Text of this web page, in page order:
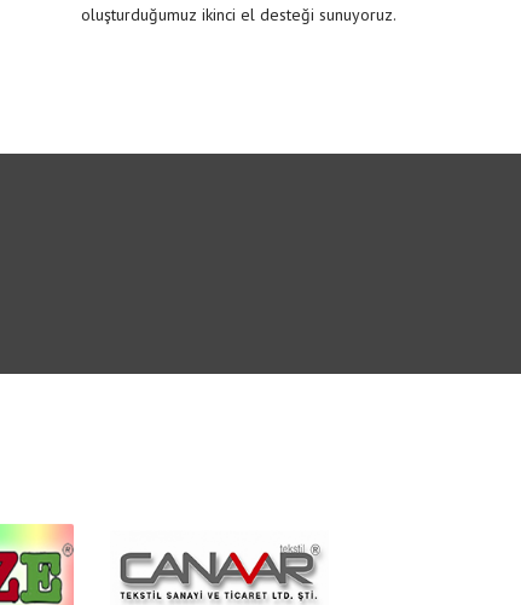
oluşturduğumuz ikinci el desteği sunuyoruz.